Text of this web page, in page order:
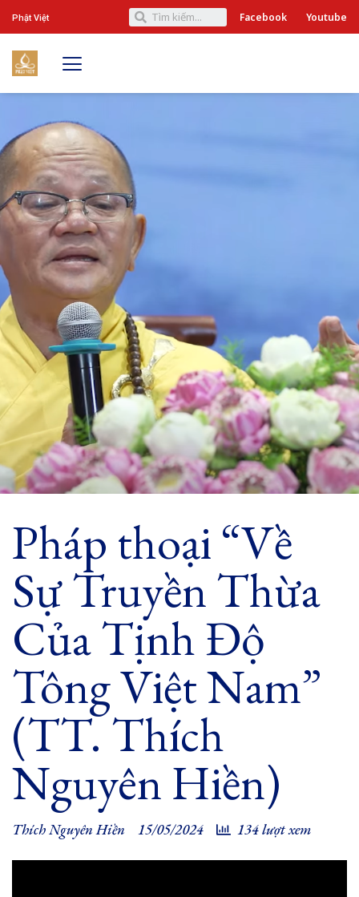
Phật Việt Facebook Youtube
Pháp thoại “Về
Sự Truyền Thừa
Của Tịnh Độ
Tông Việt Nam”
(TT. Thích
Nguyên Hiền)
Thích Nguyên Hiền 15/05/2024 134 lượt xem